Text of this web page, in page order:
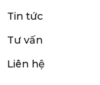
Tin tức
Tư vấn
Liên hệ